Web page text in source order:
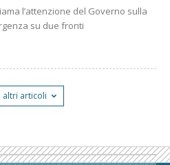
l’attenzione del Governo sulla
su due fronti
altri articoli